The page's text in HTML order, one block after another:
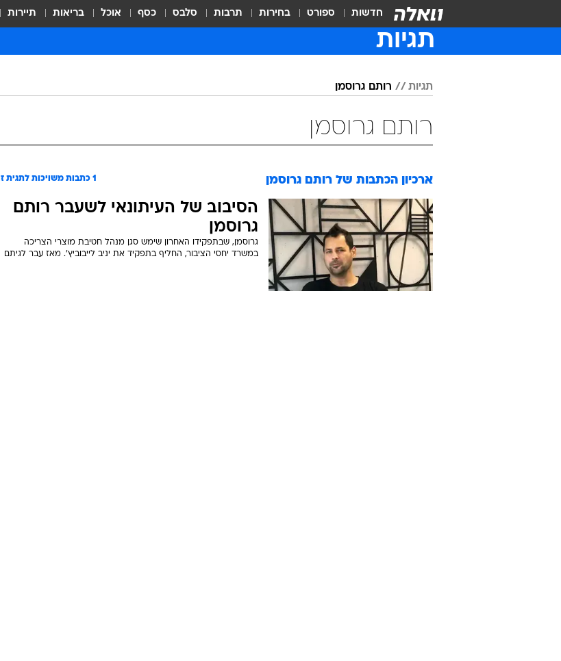
חדשות ספורט בחירות תרבות סלבס כסף אוכל בריאות תיירות
תגיות
תגיות רותם גרוסמן
רותם גרוסמן
ארכיון הכתבות של רותם גרוסמן 1 כתבות משויכות לתגית זו
הסיבוב של העיתונאי לשעבר רותם
גרוסמן
גרוסמן, שבתפקידו האחרון שימש סגן מנהל חטיבת מוצרי הצריכה
במשרד יחסי הציבור, החליף בתפקיד את יניב לייבוביץ'. מאז עבר לגיתם